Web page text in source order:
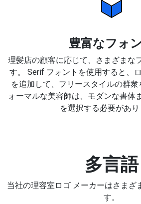
豊富なフォ
理髪店の顧客に応じて、さまざまな
す。 Serif フォントを使用すると、
を追加して、フリースタイルの群
ォーマルな美容師は、モダンな書体
を選択する必要があり
多言語
当社の理容室ロゴ メーカーはさまざ
す。